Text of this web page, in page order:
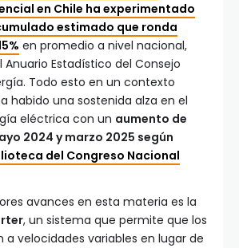
en Chile ha experimentado
estimado que ronda
en promedio a nivel nacional,
Estadístico del Consejo
Todo esto en un contexto
habido una sostenida alza en el
eléctrica con un aumento de
2024 y marzo 2025 según
del Congreso Nacional
avances en esta materia es la
, un sistema que permite que los
a velocidades variables en lugar de